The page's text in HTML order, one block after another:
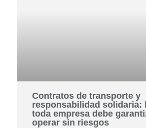
Contratos de transporte y
responsabilidad solidaria:
toda empresa debe
operar sin riesgos